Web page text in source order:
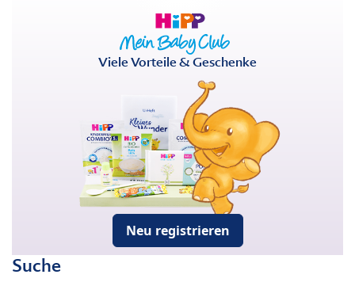
Viele Vorteile & Geschenke
Neu registrieren
Suche